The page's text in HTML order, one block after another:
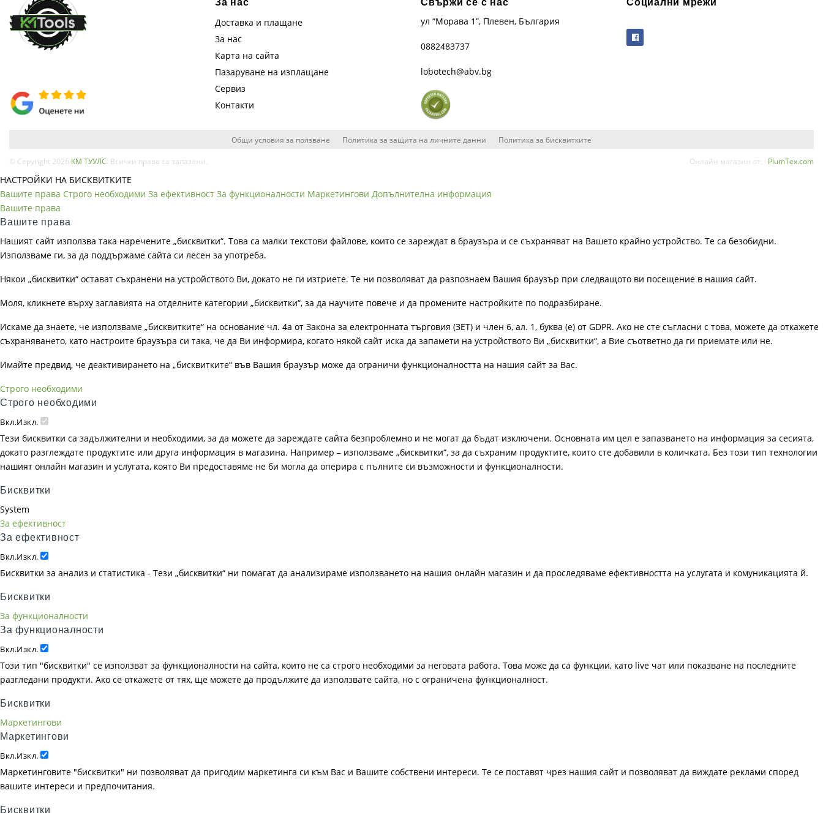
За нас
Доставка и плащане
За нас
Карта на сайта
Пазаруване на изплащане
Сервиз
Контакти
Свържи се с нас
ул “Морава 1”, Плевен, България
0882483737
lobotech@abv.bg
Социални мрежи
Общи условия за ползване Политика за защита на личните данни Политика за бисквитките
© Copyright 2026 КМ ТУУЛС . Всички права са запазени. Онлайн магазин от: PlumTex.com
НАСТРОЙКИ НА БИСКВИТКИТЕ
Вашите права Строго необходими За ефективност За функционалности Маркетингови Допълнителна информация
Вашите права
Вашите права
Нашият сайт използва така наречените „бисквитки“. Това са малки текстови файлове, които се зареждат в браузъра и се съхраняват на Вашето крайно устройство. Те са безобидни.
Използваме ги, за да поддържаме сайта си лесен за употреба.
Някои „бисквитки“ остават съхранени на устройството Ви, докато не ги изтриете. Те ни позволяват да разпознаем Вашия браузър при следващото ви посещение в нашия сайт.
Моля, кликнете върху заглавията на отделните категории „бисквитки“, за да научите повече и да промените настройките по подразбиране.
Искаме да знаете, че използваме „бисквитките“ на основание чл. 4а от Закона за електронната търговия (ЗЕТ) и член 6, ал. 1, буква (е) от GDPR. Ако не сте съгласни с това, можете да откажете
съхраняването, като настроите браузъра си така, че да Ви информира, когато някой сайт иска да запамети на устройството Ви „бисквитки“, а Вие съответно да ги приемате или не.
Имайте предвид, че деактивирането на „бисквитките“ във Вашия браузър може да ограничи функционалността на нашия сайт за Вас.
Строго необходими
Строго необходими
Вкл.Изкл.
Тези бисквитки са задължителни и необходими, за да можете да зареждате сайта безпроблемно и не могат да бъдат изключени. Основната им цел е запазването на информация за сесията,
докато разглеждате продуктите или друга информация в магазина. Например – използваме „бисквитки“, за да съхраним продуктите, които сте добавили в количката. Без този тип технологии
нашият онлайн магазин и услугата, която Ви предоставяме не би могла да оперира с пълните си възможности и функционалности.
Бисквитки
System
За ефективност
За ефективност
Вкл.Изкл.
Бисквитки за анализ и статистика - Тези „бисквитки“ ни помагат да анализираме използването на нашия онлайн магазин и да проследяваме ефективността на услугата и комуникацията й.
Бисквитки
За функционалности
За функционалности
Вкл.Изкл.
Този тип "бисквитки" се използват за функционалности на сайта, които не са строго необходими за неговата работа. Това може да са функции, като live чат или показване на последните
разгледани продукти. Ако се откажете от тях, ще можете да продължите да използвате сайта, но с ограничена функционалност.
Бисквитки
Маркетингови
Маркетингови
Вкл.Изкл.
Маркетинговите "бисквитки" ни позволяват да пригодим маркетинга си към Вас и Вашите собствени интереси. Те се поставят чрез нашия сайт и позволяват да виждате реклами според
вашите интереси и предпочитания.
Бисквитки